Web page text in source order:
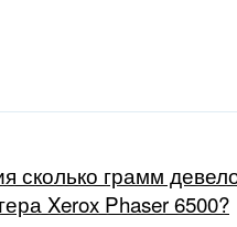
сколько грамм
Xerox Phaser 6500?